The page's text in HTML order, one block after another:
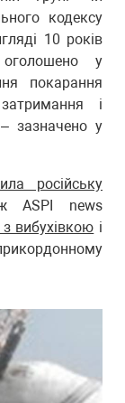
кодексу
10 років
оголошено у
покарання
і
зазначено у
російську
ASPI news
вибухівкою і